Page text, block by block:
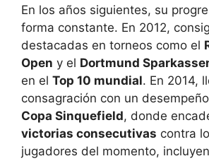
En los años siguientes, su
forma constante. En 2012,
destacadas en torneos como el
Open y el Dortmund
en el Top 10 mundial. En 2014,
consagración con un
Copa Sinquefield, donde
victorias consecutivas contra
jugadores del momento,